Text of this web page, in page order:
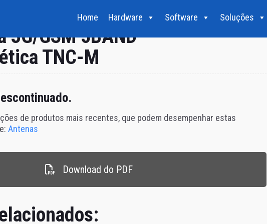
Home Hardware Software Soluções
3G/GSM 5BAND
TNC-M
.
de produtos mais recentes, que podem desempenhar estas
Antenas
Download do PDF